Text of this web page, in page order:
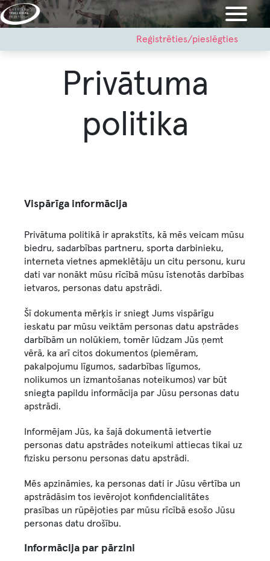
Pārlekt
uz
menu
Reģistrēties/pieslēgties
Privātuma
politika
Vispārīga informācija
Privātuma politikā ir aprakstīts, kā mēs veicam mūsu
biedru, sadarbības partneru, sporta darbinieku,
interneta vietnes apmeklētāju un citu personu, kuru
dati var nonākt mūsu rīcībā mūsu īstenotās darbības
ietvaros, personas datu apstrādi.
Šī dokumenta mērķis ir sniegt Jums vispārīgu
ieskatu par mūsu veiktām personas datu apstrādes
darbībām un nolūkiem, tomēr lūdzam Jūs ņemt
vērā, ka arī citos dokumentos (piemēram,
pakalpojumu līgumos, sadarbības līgumos,
nolikumos un izmantošanas noteikumos) var būt
sniegta papildu informācija par Jūsu personas datu
apstrādi.
Informējam Jūs, ka šajā dokumentā ietvertie
personas datu apstrādes noteikumi attiecas tikai uz
fizisku personu personas datu apstrādi.
Mēs apzināmies, ka personas dati ir Jūsu vērtība un
apstrādāsim tos ievērojot konfidencialitātes
prasības un rūpējoties par mūsu rīcībā esošo Jūsu
personas datu drošību.
Informācija par pārzini